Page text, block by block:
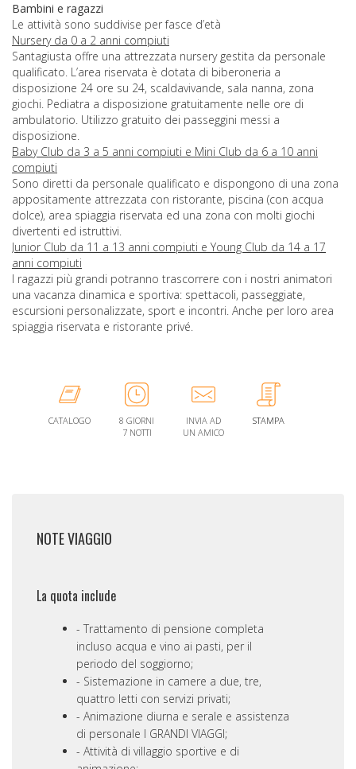
Bambini e ragazzi
Le attività sono suddivise per fasce d’età
Nursery da 0 a 2 anni compiuti
Santagiusta offre una attrezzata nursery gestita da personale
qualificato. L’area riservata è dotata di biberoneria a
disposizione 24 ore su 24, scaldavivande, sala nanna, zona
giochi. Pediatra a disposizione gratuitamente nelle ore di
ambulatorio. Utilizzo gratuito dei passeggini messi a
disposizione.
Baby Club da 3 a 5 anni compiuti e Mini Club da 6 a 10 anni
compiuti
Sono diretti da personale qualificato e dispongono di una zona
appositamente attrezzata con ristorante, piscina (con acqua
dolce), area spiaggia riservata ed una zona con molti giochi
divertenti ed istruttivi.
Junior Club da 11 a 13 anni compiuti e Young Club da 14 a 17
anni compiuti
I ragazzi più grandi potranno trascorrere con i nostri animatori
una vacanza dinamica e sportiva: spettacoli, passeggiate,
escursioni personalizzate, sport e incontri. Anche per loro area
spiaggia riservata e ristorante privé.
CATALOGO
8 GIORNI
7 NOTTI
INVIA AD
UN AMICO
STAMPA
NOTE VIAGGIO
La quota include
Trattamento di pensione completa
incluso acqua e vino ai pasti, per il
periodo del soggiorno;
Sistemazione in camere a due, tre,
quattro letti con servizi privati;
Animazione diurna e serale e assistenza
di personale I GRANDI VIAGGI;
Attività di villaggio sportive e di